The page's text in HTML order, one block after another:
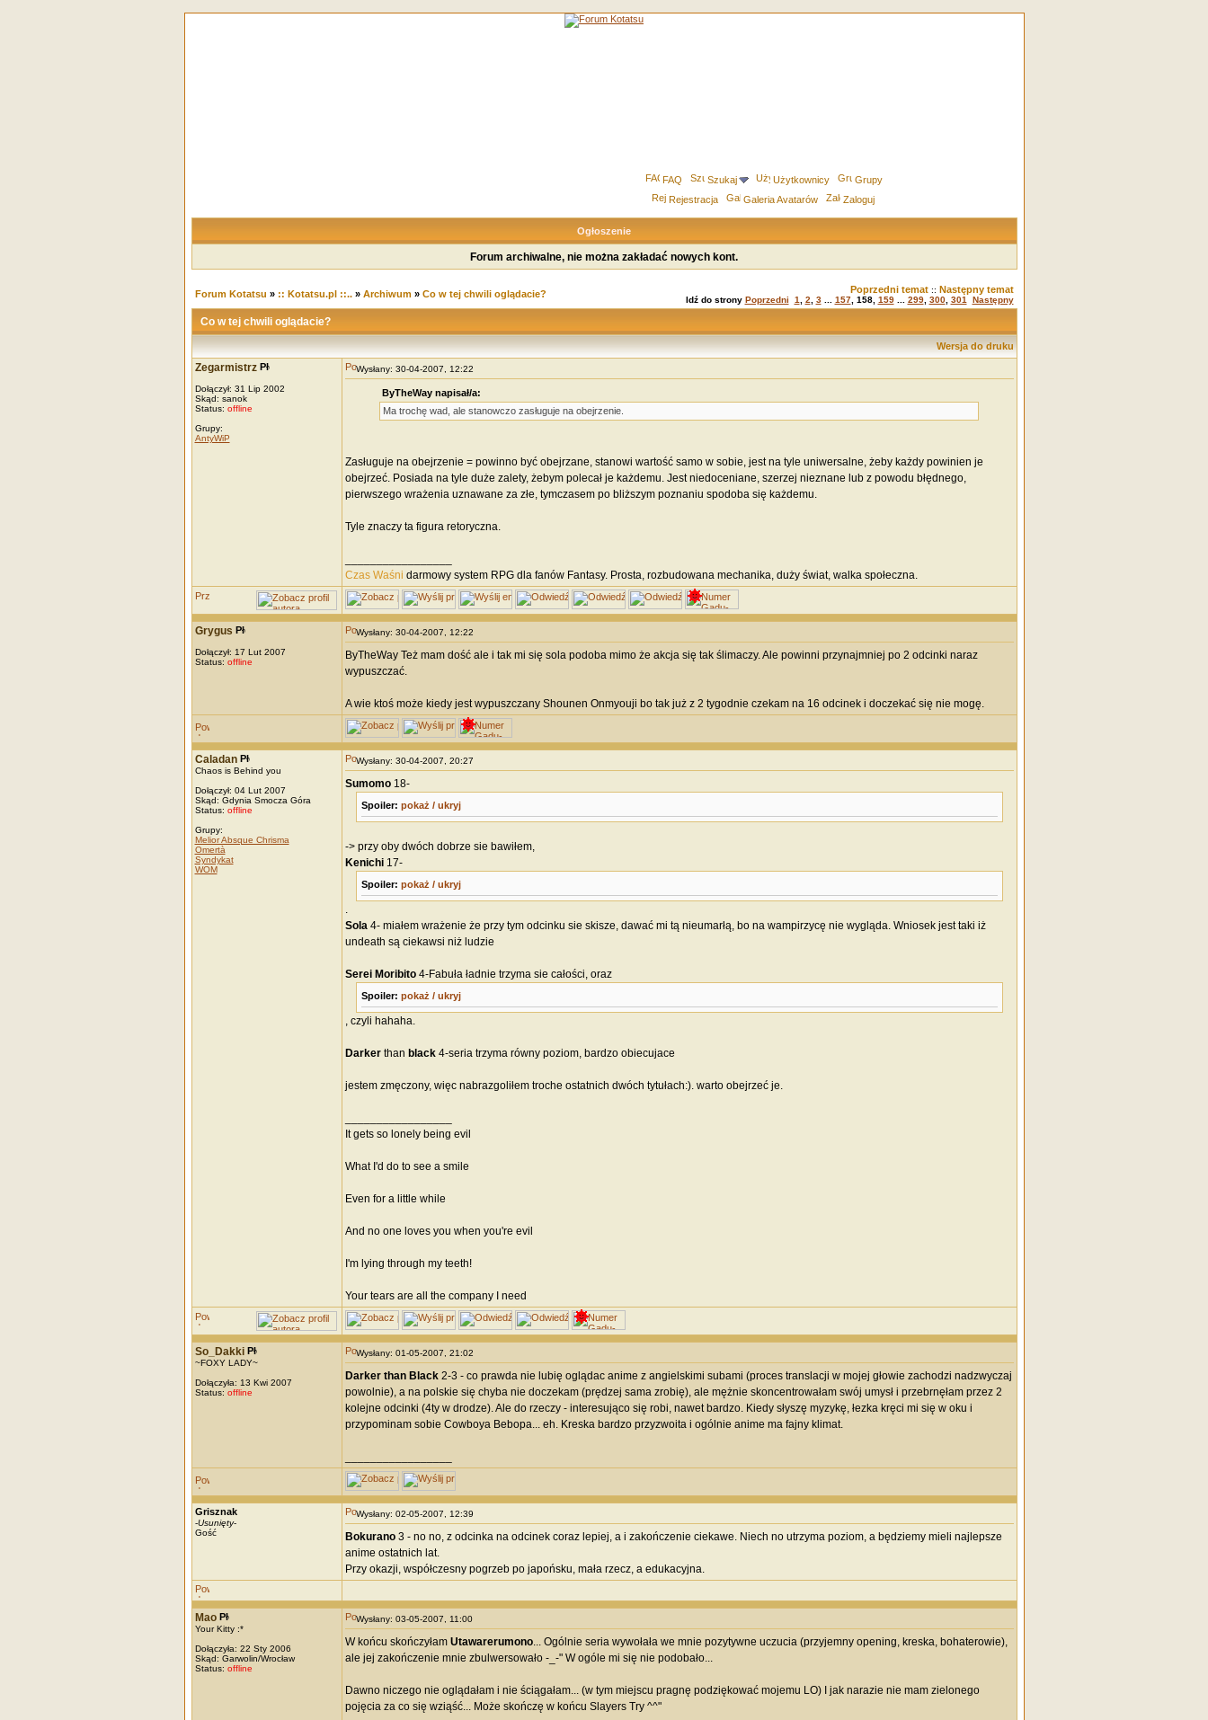
FAQ Szukaj Użytkownicy
Grupy
Rejestracja
Galeria Avatarów Zaloguj
Ogłoszenie
Forum archiwalne, nie można zakładać nowych kont.
Forum Kotatsu » :: Kotatsu.pl ::..» Archiwum» Co w tej chwili oglądacie? Poprzedni temat:: Następny temat
Idź do strony Poprzedni 1 2 3... 157, 158, 159... 299, 300, 301 Następny
Co w tej chwili oglądacie?
Wersja do druku
Zegarmistrz
Dołączył: 31 Lip 2002
Skąd: sanok
Status: offline
Grupy:
AntyWiP
Wysłany: 30-04-2007, 12:22
ByTheWay napisał/a:
Ma trochę wad, ale stanowczo zasługuje na obejrzenie.
Zasługuje na obejrzenie = powinno być obejrzane, stanowi wartość samo w sobie, jest na tyle uniwersalne, żeby każdy powinien je
obejrzeć. Posiada na tyle duże zalety, żebym polecał je każdemu. Jest niedoceniane, szerzej nieznane lub z powodu błędnego,
pierwszego wrażenia uznawane za złe, tymczasem po bliższym poznaniu spodoba się każdemu.
Tyle znaczy ta figura retoryczna.
Czas Waśni darmowy system RPG dla fanów Fantasy. Prosta, rozbudowana mechanika, duży świat, walka społeczna.
Grygus
Dołączył: 17 Lut 2007
Status: offline
Wysłany: 30-04-2007, 12:22
ByTheWay Też mam dość ale i tak mi się sola podoba mimo że akcja się tak ślimaczy. Ale powinni przynajmniej po 2 odcinki naraz
wypuszczać.
A wie ktoś może kiedy jest wypuszczany Shounen Onmyouji bo tak już z 2 tygodnie czekam na 16 odcinek i doczekać się nie mogę.
Caladan
Chaos is Behind you
Dołączył: 04 Lut 2007
Skąd: Gdynia Smocza Góra
Status: offline
Grupy:
Melior Absque Chrisma
Omertà
Syndykat
WOM
Wysłany: 30-04-2007, 20:27
Sumomo 18-
Spoiler: pokaż / ukryj
-> przy oby dwóch dobrze sie bawiłem,
Kenichi 17-
Spoiler: pokaż / ukryj
.
Sola 4- miałem wrażenie że przy tym odcinku sie skisze, dawać mi tą nieumarłą, bo na wampirzycę nie wygląda. Wniosek jest taki iż
undeath są ciekawsi niż ludzie
Serei Moribito 4-Fabuła ładnie trzyma sie całości, oraz
Spoiler: pokaż / ukryj
, czyli hahaha.
Darker than black 4-seria trzyma równy poziom, bardzo obiecujace
jestem zmęczony, więc nabrazgoliłem troche ostatnich dwóch tytułach:). warto obejrzeć je.
It gets so lonely being evil
What I'd do to see a smile
Even for a little while
And no one loves you when you're evil
I'm lying through my teeth!
Your tears are all the company I need
So_Dakki
~FOXY LADY~
Dołączyła: 13 Kwi 2007
Status: offline
Wysłany: 01-05-2007, 21:02
Darker than Black2-3 - co prawda nie lubię oglądac anime z angielskimi subami (proces translacji w mojej głowie zachodzi nadzwyczaj
powolnie), a na polskie się chyba nie doczekam (prędzej sama zrobię), ale mężnie skoncentrowałam swój umysł i przebrnęłam przez 2
kolejne odcinki (4ty w drodze). Ale do rzeczy - interesująco się robi, nawet bardzo. Kiedy słyszę myzykę, łezka kręci mi się w oku i
przypominam sobie Cowboya Bebopa... eh. Kreska bardzo przyzwoita i ogólnie anime ma fajny klimat.
Grisznak
-Usunięty-
Gość
Wysłany: 02-05-2007, 12:39
Bokurano3 - no no, z odcinka na odcinek coraz lepiej, a i zakończenie ciekawe. Niech no utrzyma poziom, a będziemy mieli najlepsze
anime ostatnich lat.
Przy okazji, współczesny pogrzeb po japońsku, mała rzecz, a edukacyjna.
Mao
Your Kitty :*
Dołączyła: 22 Sty 2006
Skąd: Garwolin/Wrocław
Status: offline
Wysłany: 03-05-2007, 11:00
W końcu skończyłam Utawarerumono... Ogólnie seria wywołała we mnie pozytywne uczucia (przyjemny opening, kreska, bohaterowie),
ale jej zakończenie mnie zbulwersowało -_-" W ogóle mi się nie podobało...
Dawno niczego nie oglądałam i nie ściągałam... (w tym miejscu pragnę podziękować mojemu LO) I jak narazie nie mam zielonego
pojęcia za co się wziąść... Może skończę w końcu Slayers Try ^^"